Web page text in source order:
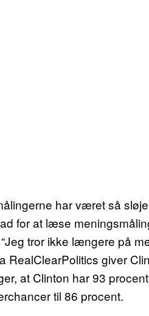
har været så
for at læse
tror ikke længere på
RealClearPolitics giver
at Clinton har 93
til 86 procent.